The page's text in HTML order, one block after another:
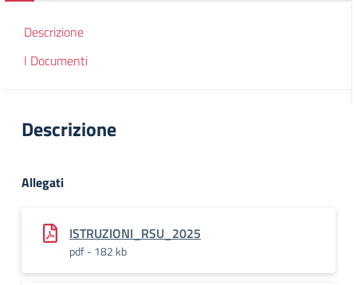
Descrizione
I Documenti
Descrizione
Allegati
ISTRUZIONI_RSU_2025
pdf - 182 kb